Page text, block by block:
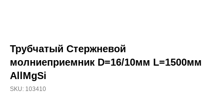
Трубчатый Стержневой
молниеприемник D=16/10мм L=1500мм
AllMgSi
SKU: 103410